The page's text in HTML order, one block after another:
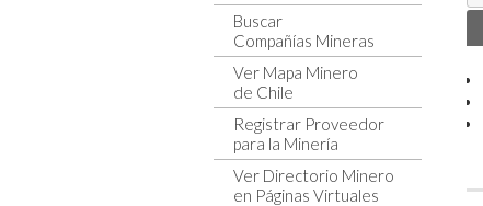
Buscar
Compañías Mineras
Ver Mapa Minero
de Chile
Registrar Proveedor
para la Minería
Ver Directorio Minero
en Páginas Virtuales